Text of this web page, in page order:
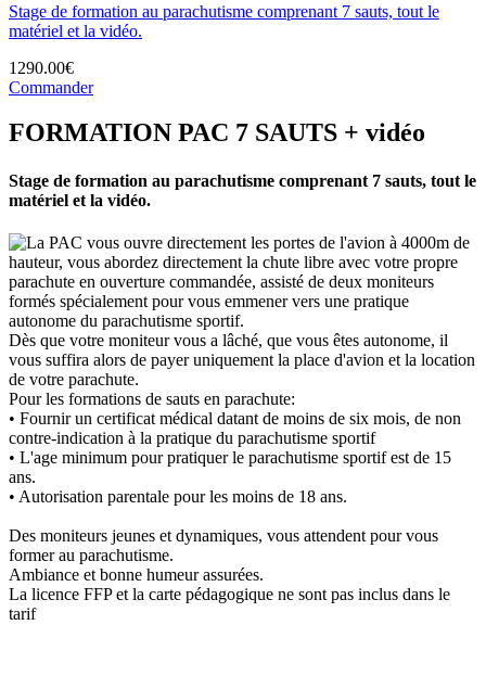
Stage de formation au parachutisme comprenant 7 sauts, tout le
matériel et la vidéo.
1290.00€
Commander
FORMATION PAC 7 SAUTS + vidéo
Stage de formation au parachutisme comprenant 7 sauts, tout le
matériel et la vidéo.
La PAC vous ouvre directement les portes de l'avion à 4000m de
hauteur, vous abordez directement la chute libre avec votre propre
parachute en ouverture commandée, assisté de deux moniteurs
formés spécialement pour vous emmener vers une pratique
autonome du parachutisme sportif.
Dès que votre moniteur vous a lâché, que vous êtes autonome, il
vous suffira alors de payer uniquement la place d'avion et la location
de votre parachute.
Pour les formations de sauts en parachute:
• Fournir un certificat médical datant de moins de six mois, de non
contre-indication à la pratique du parachutisme sportif
• L'age minimum pour pratiquer le parachutisme sportif est de 15
ans.
• Autorisation parentale pour les moins de 18 ans.
Des moniteurs jeunes et dynamiques, vous attendent pour vous
former au parachutisme.
Ambiance et bonne humeur assurées.
La licence FFP et la carte pédagogique ne sont pas inclus dans le
tarif